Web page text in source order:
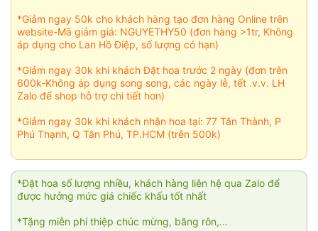
*Giảm ngay 50k cho khách hàng tạo đơn hàng Online trên
website-Mã giảm giá: NGUYETHY50 (đơn hàng >1tr, Không
áp dụng cho Lan Hồ Điệp, số lượng có hạn)
*Giảm ngay 30k khi khách Đặt hoa trước 2 ngày (đơn trên
600k-Không áp dụng song song, các ngày lễ, tết .v.v. LH
Zalo để shop hỗ trợ chi tiết hơn)
*Giảm ngay 30k khi khách nhận hoa tại: 77 Tân Thành, P
Phú Thạnh, Q Tân Phú, TP.HCM (trên 500k)
*Đặt hoa số lượng nhiều, khách hàng liên hệ qua Zalo để
được hưởng mức giá chiếc khấu tốt nhất
*Tặng miễn phí thiệp chúc mừng, băng rôn,...